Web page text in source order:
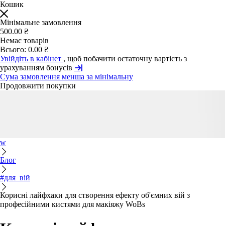
Кошик
Мінімальне замовлення
500.00 ₴
Немає товарів
Всього: 0.00 ₴
Увійдіть в кабінет , щоб побачити остаточну вартість з
урахуванням бонусів
Сума замовлення менша за мінімальну
Продовжити покупки
w
Блог
#для_вій
Корисні лайфхаки для створення ефекту об'ємних вій з
професійними кистями для макіяжу WoBs